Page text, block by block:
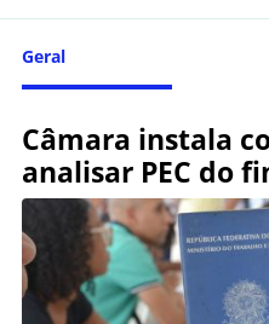
Geral
Câmara instala
analisar PEC do